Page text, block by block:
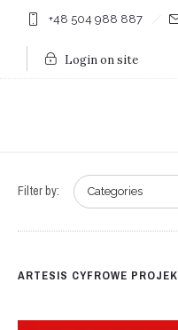
+48 504 988 887
Login on site
Filter by: Categories
ARTESIS CYFROWE